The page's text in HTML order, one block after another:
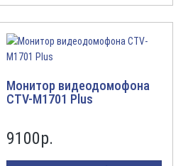
Монитор видеодомофона
CTV-M1701 Plus
9100р.